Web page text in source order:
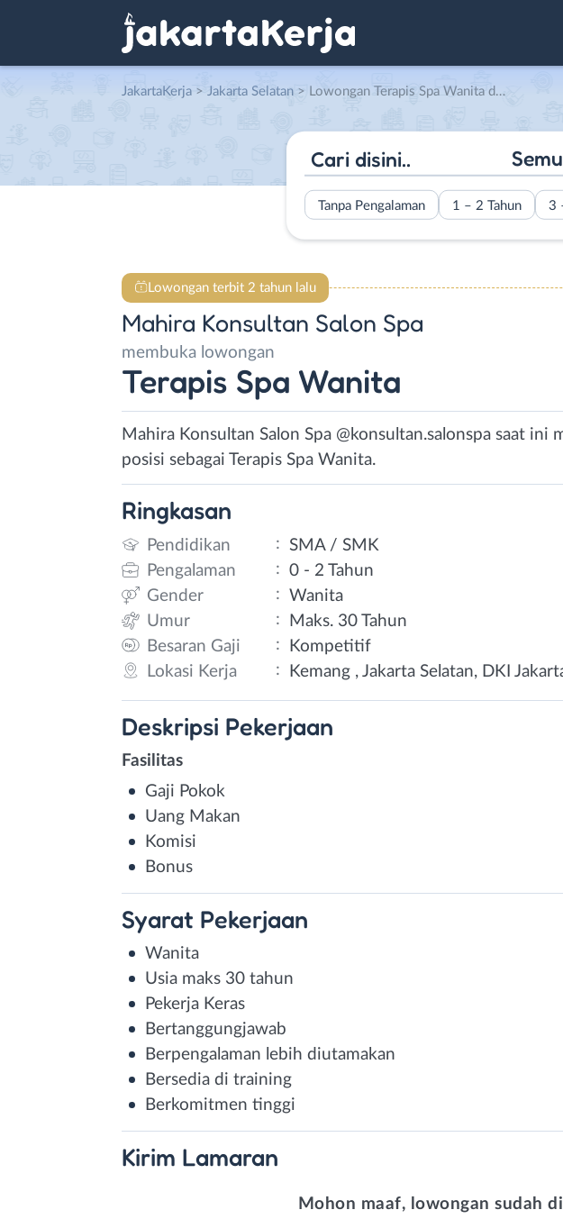
JakartaKerja > Jakarta Selatan > Lowongan Terapis Spa Wanita di Mahira Konsultan Salon Spa
Tanpa Pengalaman 1 – 2 Tahun 3
Lowongan terbit 2 tahun lalu
Mahira Konsultan Salon Spa
membuka lowongan
Terapis Spa Wanita
Mahira Konsultan Salon Spa @konsultan.salonspa saat
posisi sebagai Terapis Spa Wanita.
Ringkasan
Pendidikan : SMA / SMK
Pengalaman
: 0 - 2 Tahun
Gender
: Wanita
Umur
:
Maks. 30 Tahun
Besaran Gaji
:
Kompetitif
Lokasi Kerja
: Kemang , Jakarta Selatan, DKI
Deskripsi Pekerjaan
Fasilitas
Gaji Pokok
Uang Makan
Komisi
Bonus
Syarat Pekerjaan
Wanita
Usia maks 30 tahun
Pekerja Keras
Bertanggungjawab
Berpengalaman lebih diutamakan
Bersedia di training
Berkomitmen tinggi
Kirim Lamaran
Mohon maaf, lowongan sudah